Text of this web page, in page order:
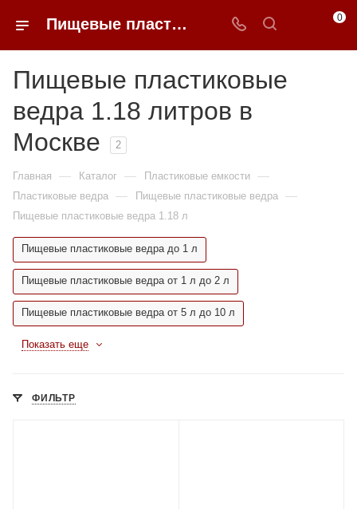
Пищевые пластиковые ведра 1.18 литров недорого в Москве | 0FFER 0
Пищевые пластиковые
ведра 1.18 литров в
Москве
2
Главная — Каталог — Пластиковые емкости —
Пластиковые ведра — Пищевые пластиковые ведра —
Пищевые пластиковые ведра 1.18 л
Пищевые пластиковые ведра до 1 л
Пищевые пластиковые ведра от 1 л до 2 л
Пищевые пластиковые ведра от 5 л до 10 л
Показать еще
ФИЛЬТР